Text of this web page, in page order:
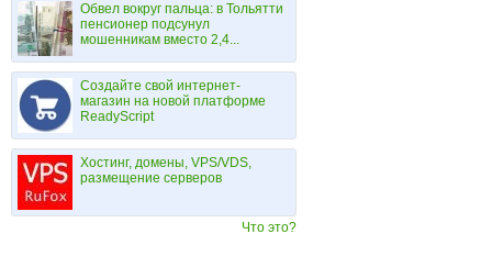
Обвел вокруг пальца: в Тольятти
пенсионер подсунул
мошенникам вместо 2,4...
Создайте свой интернет-
магазин на новой платформе
ReadyScript
Хостинг, домены, VPS/VDS,
размещение серверов
Что это?